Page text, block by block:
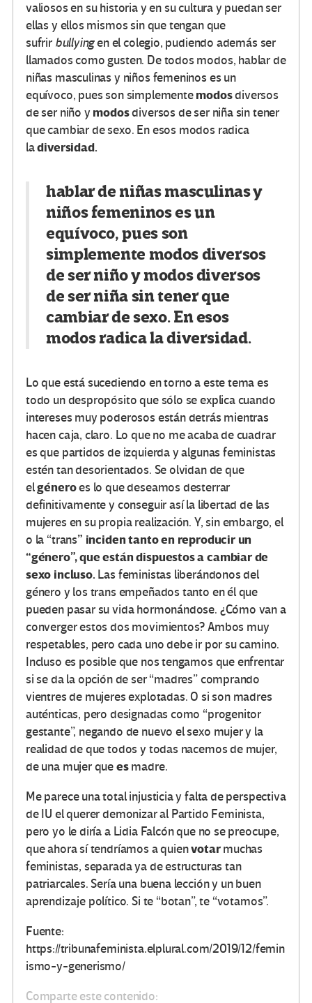
valiosos en su historia y en su cultura y puedan ser
ellas y ellos mismos sin que tengan que
sufrir bullyingen el colegio, pudiendo además ser
llamados como gusten. De todos modos, hablar de
niñas masculinas y niños femeninos es un
equívoco, pues son simplementemodosdiversos
de ser niño y modosdiversos de ser niña sin tener
que cambiar de sexo. En esos modos radica
ladiversidad.
hablar de niñas masculinas y
niños femeninos es un
equívoco, pues son
simplemente modosdiversos
de ser niño ymodosdiversos
de ser niña sin tener que
cambiar de sexo. En esos
modos radica ladiversidad.
Lo que está sucediendo en torno a este tema es
todo un despropósito que sólo se explica cuando
intereses muy poderosos están detrás mientras
hacen caja, claro. Lo que no me acaba de cuadrar
es que partidos de izquierda y algunas feministas
estén tan desorientados. Se olvidan de que
elgéneroes lo que deseamos desterrar
definitivamente y conseguir así la libertad de las
mujeres en su propia realización. Y, sin embargo, el
o la “trans” inciden tanto en reproducir un
“género”, que están dispuestos a cambiar de
sexo incluso. Las feministas liberándonos del
género y los trans empeñados tanto en él que
pueden pasar su vida hormonándose. ¿Cómo van a
converger estos dos movimientos? Ambos muy
respetables, pero cada uno debe ir por su camino.
Incluso es posible que nos tengamos que enfrentar
si se da la opción de ser “madres” comprando
vientres de mujeres explotadas. O si son madres
auténticas, pero designadas como “progenitor
gestante”, negando de nuevo el sexo mujer y la
realidad de que todos y todas nacemos de mujer,
de una mujer queesmadre.
Me parece una total injusticia y falta de perspectiva
de IU el querer demonizar al Partido Feminista,
pero yo le diría a Lidia Falcón que no se preocupe,
que ahora sí tendríamos a quienvotarmuchas
feministas, separada ya de estructuras tan
patriarcales. Sería una buena lección y un buen
aprendizaje político. Si te “botan”, te “votamos”.
Fuente:
https://tribunafeminista.elplural.com/2019/12/femin
ismo-y-generismo/
Comparte este contenido: